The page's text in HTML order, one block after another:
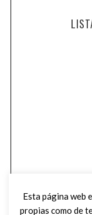
Esta página web
propias como de